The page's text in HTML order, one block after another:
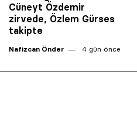
Cüneyt Özdemir
zirvede, Özlem Gürses
takipte
Nafizcan Önder 4 gün önce